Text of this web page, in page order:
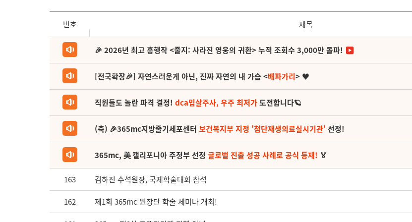
번호 제목
🎉 2026년 최고 흥행작 <줄지: 사라진 영웅의 귀환> 누적 조회수 3,000만 돌파!
[전국확장🎉] 자연스러운게 아닌, 진짜 자연의 내 가슴 <배파가리> ♥
직원들도 놀란 파격 결정! dca밉살주사, 우주 최저가도전합니다🪐
(축) 🎉365mc지방줄기세포센터 보건복지부 지정 '첨단재생의료실시기관' 선정!
365mc, 美 캘리포니아 주정부 선정 글로벌 진출 성공 사례로 공식 등재! 🏅
163 김하진 수석원장, 국제학술대회 참석
162 제1회 365mc 원장단 학술 세미나 개최!